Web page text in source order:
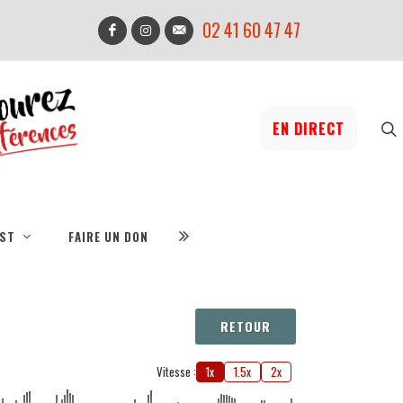
02 41 60 47 47
EN DIRECT
FAIRE UN DON
RETOUR
Vitesse : 1x 1.5x 2x